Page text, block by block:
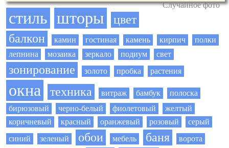
Случайное фото
стиль шторы
цвет
балкон
камин гостиная камень кирпич
полки
лепнина
мозаика зеркало подиум свет
зонирование золото пробка растения
окна техника витраж бамбук
полоска
бирюзовый
черно-белый фиолетовый
желтый
коричневый
красный оранжевый розовый
серый
синий
зеленый обои мебель баня ворота